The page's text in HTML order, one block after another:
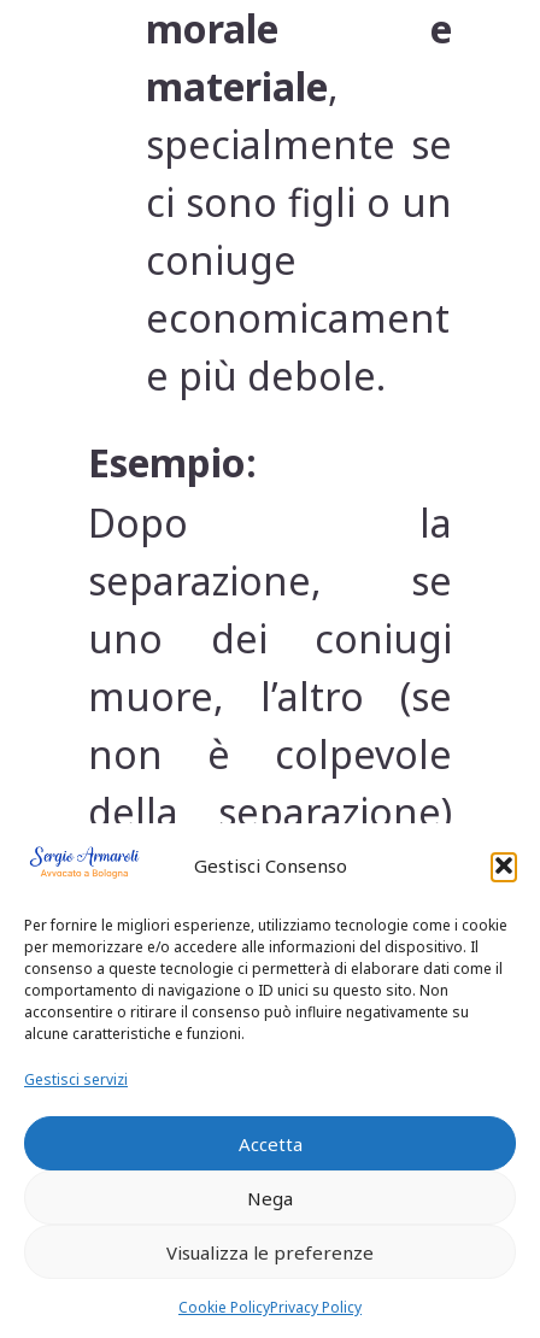
Gestisci Consenso
Per fornire le migliori esperienze, utilizziamo tecnologie come i cookie
per memorizzare e/o accedere alle informazioni del dispositivo. Il
consenso a queste tecnologie ci permetterà di elaborare dati come il
comportamento di navigazione o ID unici su questo sito. Non
acconsentire o ritirare il consenso può influire negativamente su
alcune caratteristiche e funzioni.
Gestisci servizi
Accetta
Nega
Visualizza le preferenze
Cookie PolicyPrivacy Policy
morale e
materiale,
specialmente se
ci sono figli o un
coniuge
economicament
e più debole.
Esempio:
Dopo la
separazione, se
uno dei coniugi
muore, l’altro (se
non è colpevole
della separazione)
mantiene i diritti
ereditari, come se
fossero ancora
marito e moglie.
Solo con il divorzio
il matrimonio
finisce del tutto:
Si perdono i